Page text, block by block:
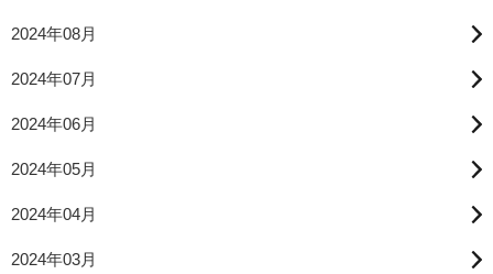
2024年08月
2024年07月
2024年06月
2024年05月
2024年04月
2024年03月